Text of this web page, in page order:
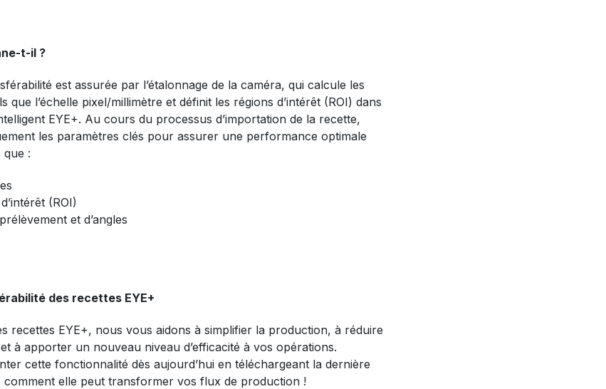
t-il ?
est assurée par l’étalonnage de la caméra, qui calcule les
que l’échelle pixel/millimètre et définit les régions d’intérêt (ROI) dans
EYE+. Au cours du processus d’importation de la recette,
les paramètres clés pour assurer une performance optimale
que :
(ROI)
et d’angles
des recettes EYE+
recettes EYE+, nous vous aidons à simplifier la production, à réduire
à apporter un nouveau niveau d’efficacité à vos opérations.
cette fonctionnalité dès aujourd’hui en téléchargeant la dernière
comment elle peut transformer vos flux de production !